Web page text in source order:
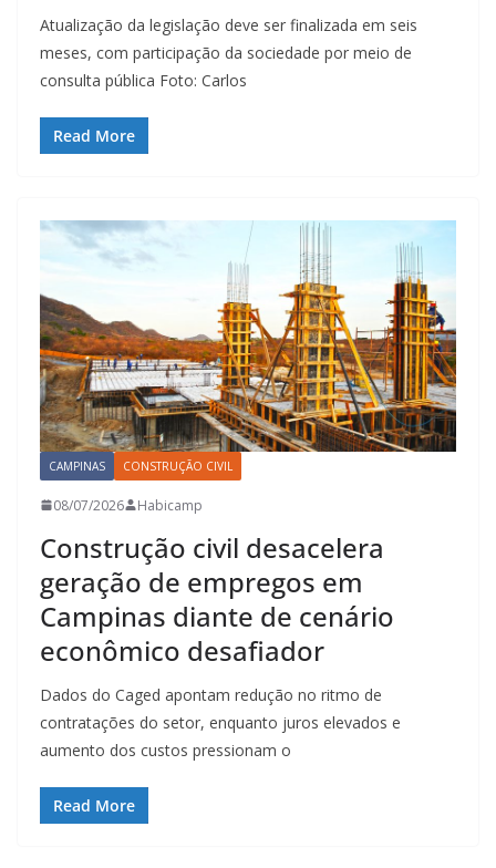
Atualização da legislação deve ser finalizada em seis
meses, com participação da sociedade por meio de
consulta pública Foto: Carlos
Read More
CAMPINAS CONSTRUÇÃO CIVIL
08/07/2026 Habicamp
Construção civil desacelera
geração de empregos em
Campinas diante de cenário
econômico desafiador
Dados do Caged apontam redução no ritmo de
contratações do setor, enquanto juros elevados e
aumento dos custos pressionam o
Read More